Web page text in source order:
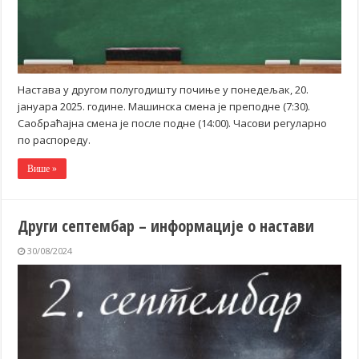
Настава у другом полугодишту почиње у понедељак, 20.
јануара 2025. године. Машинска смена је преподне (7:30).
Саобраћајна смена је после подне (14:00). Часови регуларно
по распореду.
Више »
Други септембар – информације о настави
30/08/2024